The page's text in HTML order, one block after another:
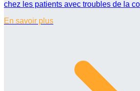
chez les patients avec troubles de la
En savoir plus